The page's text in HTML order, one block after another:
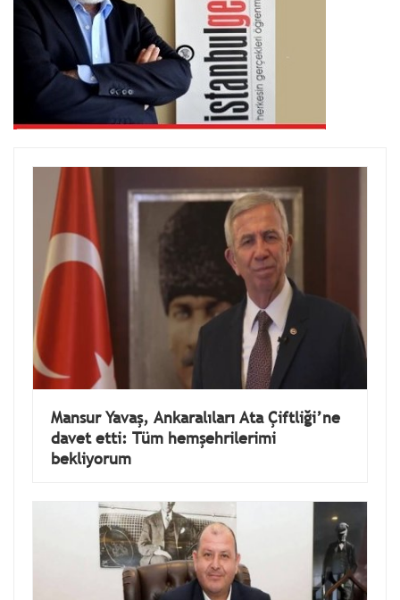
Mansur Yavaş, Ankaralıları Ata Çiftliği’ne
davet etti: Tüm hemşehrilerimi
bekliyorum